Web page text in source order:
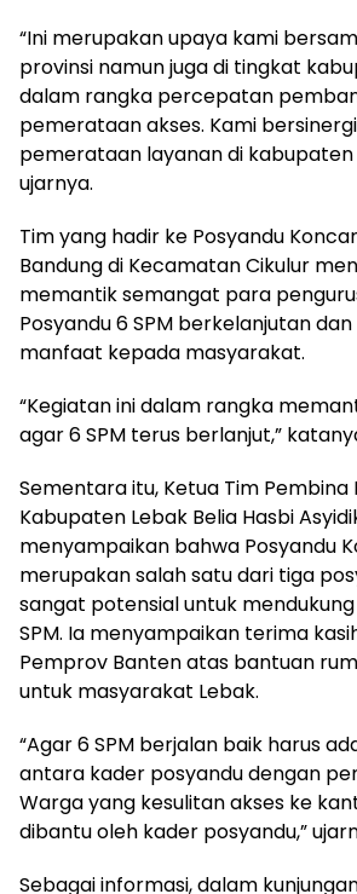
“Ini merupakan upaya kami
provinsi namun juga di tingkat
dalam rangka percepatan
pemerataan akses. Kami
pemerataan layanan di kabupaten
ujarnya.
Tim yang hadir ke Posyandu
Bandung di Kecamatan Cikulur
memantik semangat para
Posyandu 6 SPM berkelanjutan
manfaat kepada masyarakat.
“Kegiatan ini dalam rangka
agar 6 SPM terus berlanjut,”
Sementara itu, Ketua Tim Pembina
Kabupaten Lebak Belia Hasbi
menyampaikan bahwa Posyandu
merupakan salah satu dari tiga
sangat potensial untuk
SPM. Ia menyampaikan terima
Pemprov Banten atas bantuan
untuk masyarakat Lebak.
“Agar 6 SPM berjalan baik harus
antara kader posyandu dengan
Warga yang kesulitan akses ke
dibantu oleh kader posyandu,”
Sebagai informasi, dalam